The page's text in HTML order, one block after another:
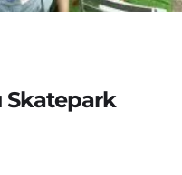
d’été :